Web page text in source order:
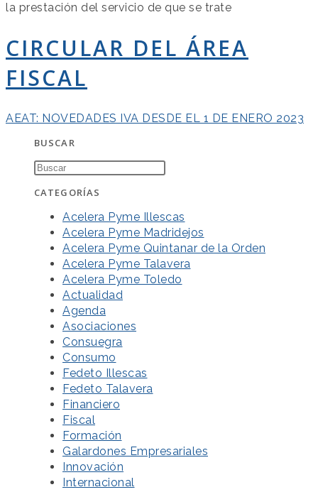
la prestación del servicio de que se trate
CIRCULAR DEL ÁREA
FISCAL
AEAT: NOVEDADES IVA DESDE EL 1 DE ENERO 2023
BUSCAR
CATEGORÍAS
Acelera Pyme Illescas
Acelera Pyme Madridejos
Acelera Pyme Quintanar de la Orden
Acelera Pyme Talavera
Acelera Pyme Toledo
Actualidad
Agenda
Asociaciones
Consuegra
Consumo
Fedeto Illescas
Fedeto Talavera
Financiero
Fiscal
Formación
Galardones Empresariales
Innovación
Internacional